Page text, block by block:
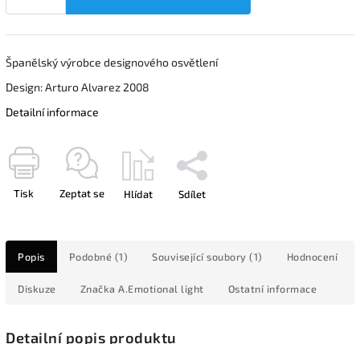
Španělský výrobce designového osvětlení
Design: Arturo Alvarez 2008
Detailní informace
Tisk Zeptat se Hlídat Sdílet
Popis Podobné (1) Související soubory (1) Hodnocení
Diskuze Značka A.Emotional light Ostatní informace
Detailní popis produktu